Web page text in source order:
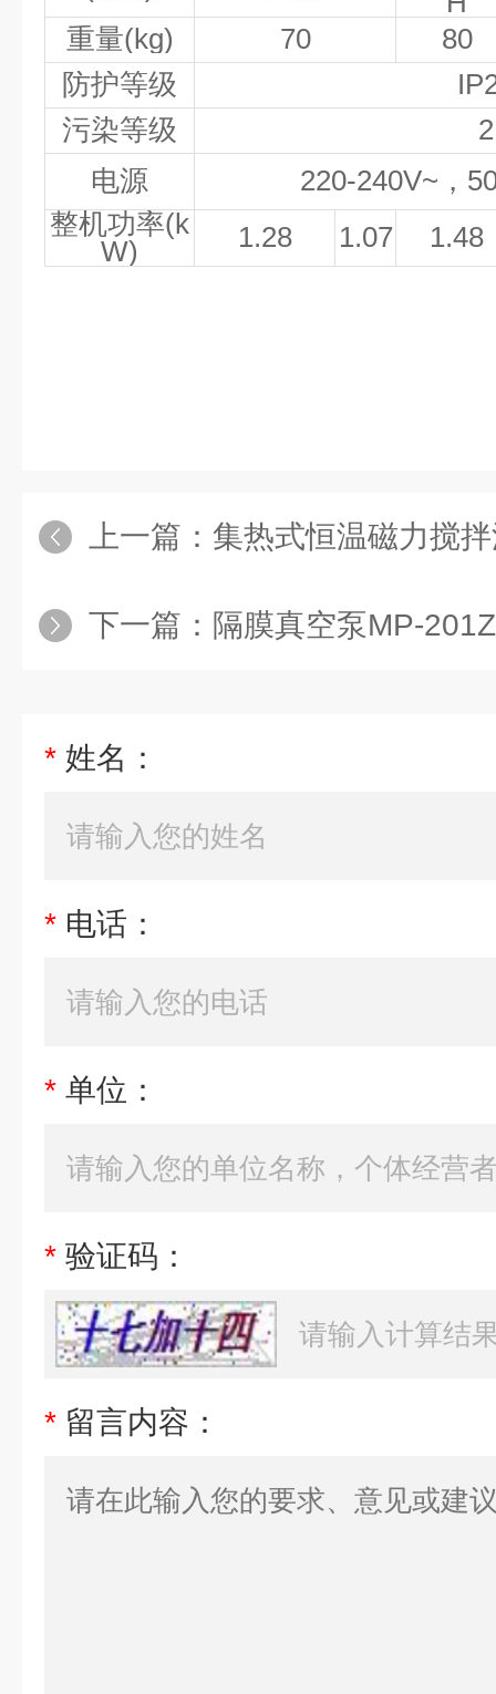
重量(kg) 70
80
防护等级
污染等级
2
电源
220-240V~ ，
整机功率(k
W)
1.28 1.07 1.48
上一篇： 集热式恒温磁力搅
下一篇： 隔膜真空泵MP-
* 姓名：
* 电话：
* 单位：
* 验证码：
* 留言内容：